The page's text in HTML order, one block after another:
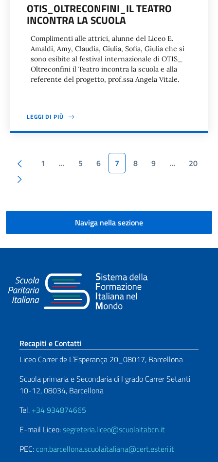
OTIS_OLTRECONFINI_IL TEATRO
INCONTRA LA SCUOLA
Complimenti alle attrici, alunne del Liceo E.
Amaldi, Amy, Claudia, Giulia, Sofia, Giulia che si
sono esibite al festival internazionale di OTIS_
Oltreconfini il Teatro incontra la scuola e alla
referente del progetto, prof.ssa Angela Vitale.
LEGGI DI PIÙ
Paginazione
Pagina precedente
1 … 5 6 7 8 9 …
20
Naviga nella sezione
Sezione footer
Recapiti e Contatti
Liceo Carrer de L’Esperança 20_08017, Barcellona
Scuola primaria e Secondaria di I grado Carrer Setanti
10-12, 08034, Barcellona
Tel. +34 934874665
E-mail Liceo:segreteria.liceo@scuolaitabcn.it
PEC: con.barcellona.scuolaitaliana@cert.esteri.it